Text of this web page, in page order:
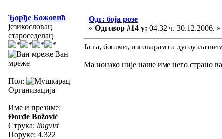
Ђорђе Божовић
језикословац
староседелац
Ван
мреже
Пол:
Организација:
Име и презиме:
Đorđe Božović
Струка: lingvist
Поруке: 4.322
Одг: боја розе
« Одговор #14 у: 04.32 ч. 30.12.2006. »
Ја га, богами, изговарам са
Ма ионако није наше име него страно